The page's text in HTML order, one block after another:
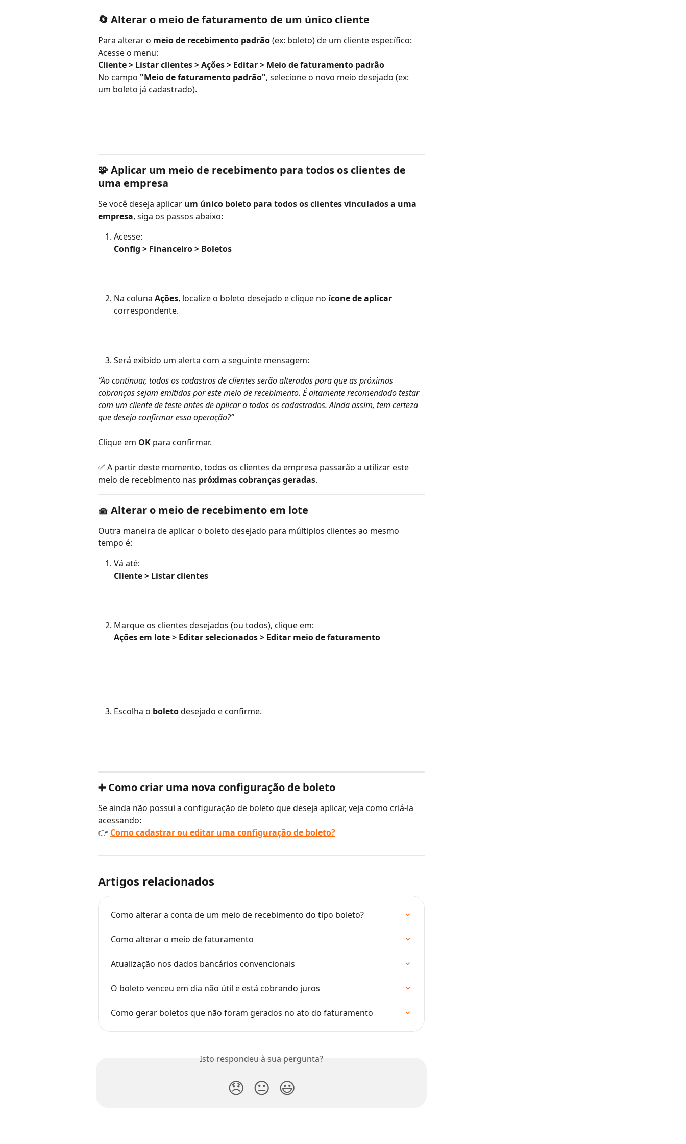
🔄 Alterar o meio de faturamento de um único cliente
Para alterar o meio de recebimento padrão (ex: boleto) de um cliente específico:
Acesse o menu:
Cliente > Listar clientes > Ações > Editar > Meio de faturamento padrão
No campo "Meio de faturamento padrão", selecione o novo meio desejado (ex:
um boleto já cadastrado).
🧩 Aplicar um meio de recebimento para todos os clientes de
uma empresa
Se você deseja aplicar um único boleto para todos os clientes vinculados a uma
empresa, siga os passos abaixo:
Acesse:
Config > Financeiro > Boletos
Na coluna Ações, localize o boleto desejado e clique no ícone de aplicar
correspondente.
Será exibido um alerta com a seguinte mensagem:
“Ao continuar, todos os cadastros de clientes serão alterados para que as próximas
cobranças sejam emitidas por este meio de recebimento. É altamente recomendado testar
com um cliente de teste antes de aplicar a todos os cadastrados. Ainda assim, tem certeza
que deseja confirmar essa operação?”
Clique em OK para confirmar.
✅ A partir deste momento, todos os clientes da empresa passarão a utilizar este
meio de recebimento nas próximas cobranças geradas.
🧺 Alterar o meio de recebimento em lote
Outra maneira de aplicar o boleto desejado para múltiplos clientes ao mesmo
tempo é:
Vá até:
Cliente > Listar clientes
Marque os clientes desejados (ou todos), clique em:
Ações em lote > Editar selecionados > Editar meio de faturamento
Escolha o boleto desejado e confirme.
➕ Como criar uma nova configuração de boleto
Se ainda não possui a configuração de boleto que deseja aplicar, veja como criá-la
acessando:
👉 Como cadastrar ou editar uma configuração de boleto?
Artigos relacionados
Como alterar a conta de um meio de recebimento do tipo boleto?
Como alterar o meio de faturamento
Atualização nos dados bancários convencionais
O boleto venceu em dia não útil e está cobrando juros
Como gerar boletos que não foram gerados no ato do faturamento
Isto respondeu à sua pergunta?
😞 😐 😃